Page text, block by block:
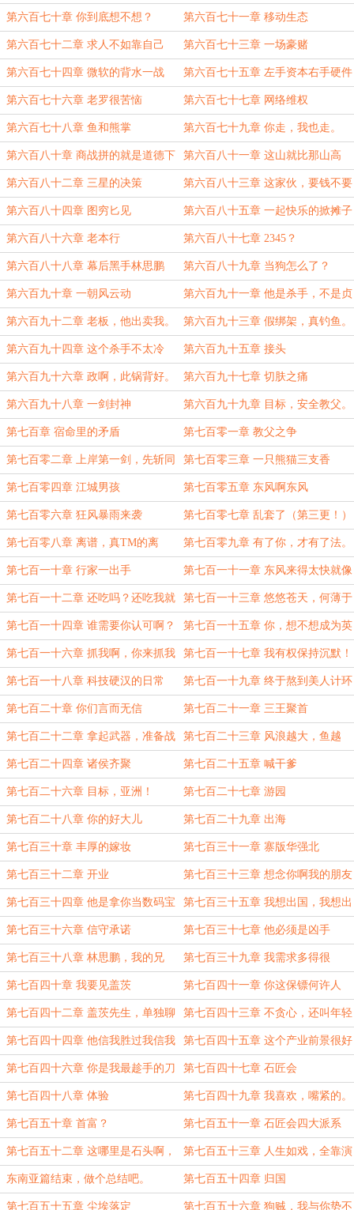
第六百七十章 你到底想不想？ 第六百七十一章 移动生态
第六百七十二章 求人不如靠自己 第六百七十三章 一场豪赌
第六百七十四章 微软的背水一战 第六百七十五章 左手资本右手硬件
第六百七十六章 老罗很苦恼 第六百七十七章 网络维权
第六百七十八章 鱼和熊掌 第六百七十九章 你走，我也走。
第六百八十章 商战拼的就是道德下
限
第六百八十一章 这山就比那山高
第六百八十二章 三星的决策 第六百八十三章 这家伙，要钱不要
命。
第六百八十四章 图穷匕见 第六百八十五章 一起快乐的掀摊子
第六百八十六章 老本行 第六百八十七章 2345？
第六百八十八章 幕后黑手林思鹏 第六百八十九章 当狗怎么了？
第六百九十章 一朝风云动 第六百九十一章 他是杀手，不是贞
子。
第六百九十二章 老板，他出卖我。 第六百九十三章 假绑架，真钓鱼。
第六百九十四章 这个杀手不太冷 第六百九十五章 接头
第六百九十六章 政啊，此锅背好。 第六百九十七章 切肤之痛
第六百九十八章 一剑封神 第六百九十九章 目标，安全教父。
第七百章 宿命里的矛盾 第七百零一章 教父之争
第七百零二章 上岸第一剑，先斩同
路人。
第七百零三章 一只熊猫三支香
第七百零四章 江城男孩 第七百零五章 东风啊东风
第七百零六章 狂风暴雨来袭 第七百零七章 乱套了（第三更！）
第七百零八章 离谱，真TM的离
谱！
第七百零九章 有了你，才有了法。
第七百一十章 行家一出手 第七百一十一章 东风来得太快就像
龙卷风
第七百一十二章 还吃吗？还吃我就
把锅端走了。
第七百一十三章 悠悠苍天，何薄于
我。
第七百一十四章 谁需要你认可啊？ 第七百一十五章 你，想不想成为英
雄？
第七百一十六章 抓我啊，你来抓我
啊。
第七百一十七章 我有权保持沉默！
第七百一十八章 科技硬汉的日常 第七百一十九章 终于熬到美人计环
节了
第七百二十章 你们言而无信 第七百二十一章 三王聚首
第七百二十二章 拿起武器，准备战
斗。
第七百二十三章 风浪越大，鱼越
贵。
第七百二十四章 诸侯齐聚 第七百二十五章 喊干爹
第七百二十六章 目标，亚洲！ 第七百二十七章 游园
第七百二十八章 你的好大儿 第七百二十九章 出海
第七百三十章 丰厚的嫁妆 第七百三十一章 寨版华强北
第七百三十二章 开业 第七百三十三章 想念你啊我的朋友
第七百三十四章 他是拿你当数码宝
贝了
第七百三十五章 我想出国，我想出
国啊。
第七百三十六章 信守承诺 第七百三十七章 他必须是凶手
第七百三十八章 林思鹏，我的兄
弟。
第七百三十九章 我需求多得很
第七百四十章 我要见盖茨 第七百四十一章 你这保镖何许人
也？
第七百四十二章 盖茨先生，单独聊
聊？
第七百四十三章 不贪心，还叫年轻
人吗？
第七百四十四章 他信我胜过我信我 第七百四十五章 这个产业前景很好
的嘛
第七百四十六章 你是我最趁手的刀 第七百四十七章 石匠会
第七百四十八章 体验 第七百四十九章 我喜欢，嘴紧的。
第七百五十章 首富？ 第七百五十一章 石匠会四大派系
第七百五十二章 这哪里是石头啊，
这是散沙。
第七百五十三章 人生如戏，全靠演
技。
东南亚篇结束，做个总结吧。 第七百五十四章 归国
第七百五十五章 尘埃落定 第七百五十六章 狗贼，我与你势不